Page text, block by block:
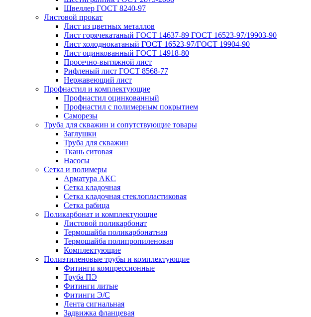
Швеллер ГОСТ 8240-97
Листовой прокат
Лист из цветных металлов
Лист горячекатаный ГОСТ 14637-89 ГОСТ 16523-97/19903-90
Лист холоднокатаный ГОСТ 16523-97/ГОСТ 19904-90
Лист оцинкованный ГОСТ 14918-80
Просечно-вытяжной лист
Рифленый лист ГОСТ 8568-77
Нержавеющий лист
Профнастил и комплектующие
Профнастил оцинкованный
Профнастил с полимерным покрытием
Саморезы
Труба для скважин и сопутствующие товары
Заглушки
Труба для скважин
Ткань ситовая
Насосы
Сетка и полимеры
Арматура АКС
Сетка кладочная
Сетка кладочная стеклопластиковая
Сетка рабица
Поликарбонат и комплектующие
Листовой поликарбонат
Термошайба поликарбонатная
Термошайба полипропиленовая
Комплектующие
Полиэтиленовые трубы и комплектующие
Фитинги компрессионные
Труба ПЭ
Фитинги литые
Фитинги Э/С
Лента сигнальная
Задвижка фланцевая